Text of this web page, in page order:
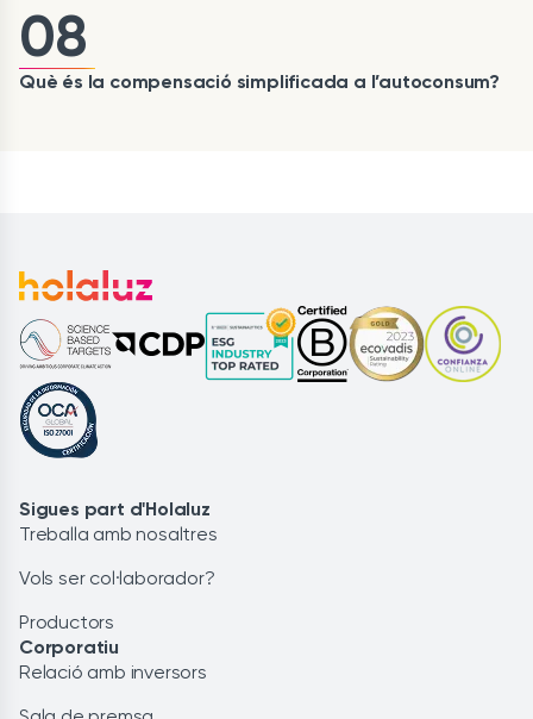
08
Què és la compensació simplificada a l’autoconsum?
Sigues part d'Holaluz
Treballa amb nosaltres
Vols ser col·laborador?
Productors
Corporatiu
Relació amb inversors